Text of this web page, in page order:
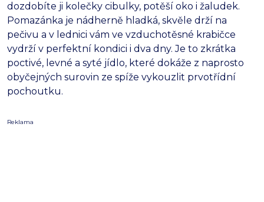
dozdobíte ji kolečky cibulky, potěší oko i žaludek.
Pomazánka je nádherně hladká, skvěle drží na
pečivu a v lednici vám ve vzduchotěsné krabičce
vydrží v perfektní kondici i dva dny. Je to zkrátka
poctivé, levné a syté jídlo, které dokáže z naprosto
obyčejných surovin ze spíže vykouzlit prvotřídní
pochoutku.
Reklama